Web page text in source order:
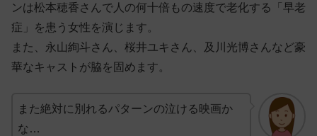
ンは松本穂香さんで人の何十倍もの速度で老化する「早老
症」を患う女性を演じます。
また、永山絢斗さん、桜井ユキさん、及川光博さんなど豪
華なキャストが脇を固めます。
また絶対に別れるパターンの泣ける映画か
な…